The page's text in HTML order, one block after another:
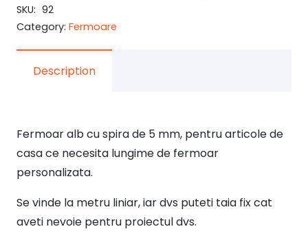
alb
la
metru,
spira
SKU: 92
Category: Fermoare
Description
Fermoar alb cu spira de 5 mm, pentru articole de
casa ce necesita lungime de fermoar
personalizata.
Se vinde la metru liniar, iar dvs puteti taia fix cat
aveti nevoie pentru proiectul dvs.